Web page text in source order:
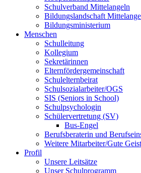
Schulverband Mittelangeln
Bildungslandschaft
Bildungsministerium
Menschen
Schulleitung
Kollegium
Sekretärinnen
Elternfördergemeinschaft
Schulelternbeirat
Schulsozialarbeiter/OGS
SIS (Seniors in School)
Schulpsychologin
Schülervertretung (SV)
Bus-Engel
Berufsberaterin und
Weitere Mitarbeiter/Gute
Profil
Unsere Leitsätze
Unser Schulprogramm